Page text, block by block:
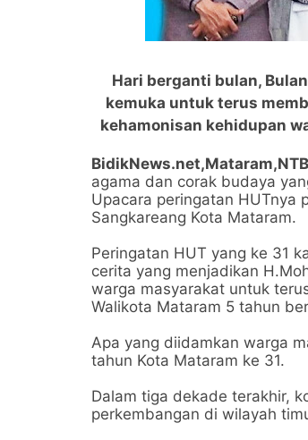
Hari berganti bulan,
kemuka untuk terus
kehamonisan kehidupan
BidikNews.net,Mataram,NTB
agama dan corak budaya
Upacara peringatan HUTnya
Sangkareang Kota Mataram.
Peringatan HUT yang ke 31
cerita yang menjadikan
warga masyarakat untuk
Walikota Mataram 5 tahun
Apa yang diidamkan warga
tahun Kota Mataram ke 31.
Dalam tiga dekade terakhir,
perkembangan di wilayah